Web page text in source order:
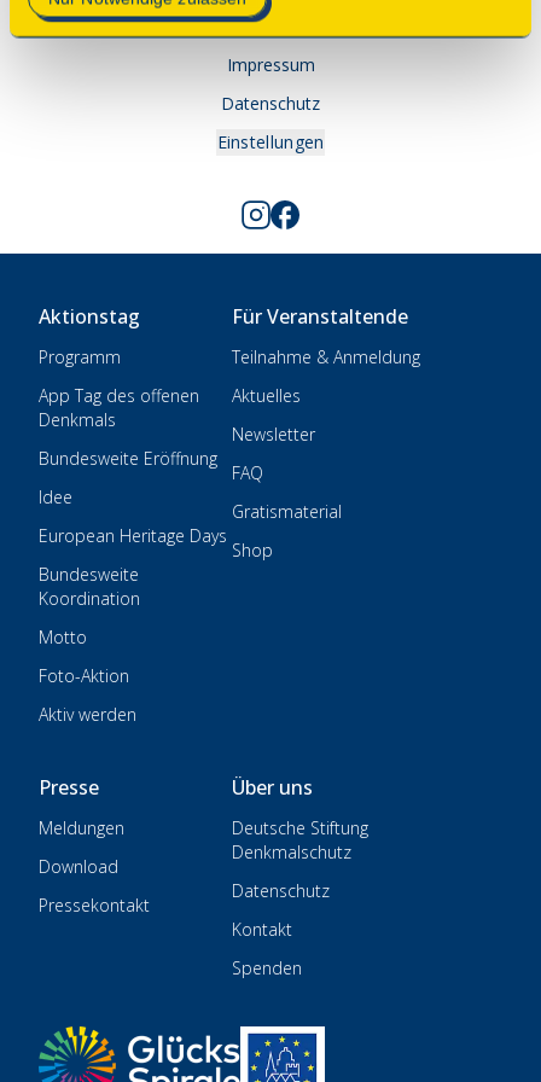
Kontakt
Impressum
Datenschutz
Einstellungen
Aktionstag
Programm
App Tag des offenen
Denkmals
Bundesweite Eröffnung
Idee
European Heritage Days
Bundesweite
Koordination
Motto
Foto-Aktion
Aktiv werden
Für Veranstaltende
Teilnahme & Anmeldung
Aktuelles
Newsletter
FAQ
Gratismaterial
Shop
Presse
Meldungen
Download
Pressekontakt
Über uns
Deutsche Stiftung
Denkmalschutz
Datenschutz
Kontakt
Spenden